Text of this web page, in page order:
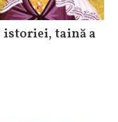
istoriei, taină a